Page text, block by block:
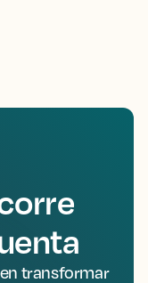
transformar